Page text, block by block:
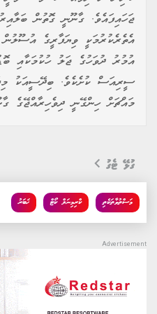
ޖަހައިފައެވެ. ގާނޫނީ ގޮތުން
އެތެރެކުރުމަކީ ވިޔަފާރީގެ
އުމުރު ދުވަހުގެ ޖަލު ހުކުމަކާއި
ސީރިއަސް ކުށެކެވެ. ބިދޭސީއަކު
މައްޗަށް ހިންގޭނީ ދިވެހިރާއްޖޭގެ
ގުޅޭ ޓެގު
ޚަބަރު ކްރިމިނަލް ކޯޓް މަސްތުވާތަކެތި